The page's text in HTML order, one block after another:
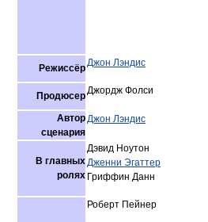
РежиссёрДжон Лэндис
ПродюсерДжордж Фолси
Автор
сценария
Джон Лэндис
В главных
ролях
Дэвид Ноутон
Дженни Эгаттер
Гриффин Данн
Роберт Пейнер